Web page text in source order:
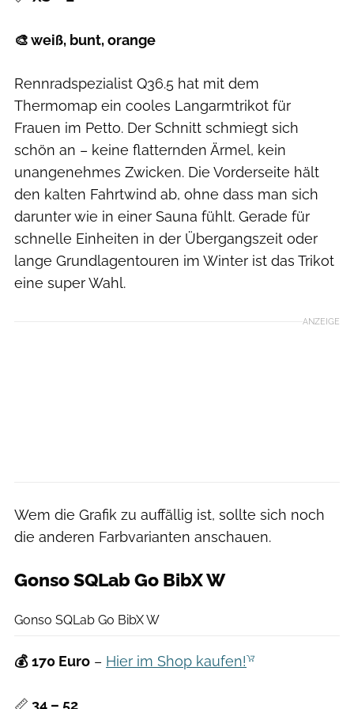
🎨 weiß, bunt, orange
Rennradspezialist Q36.5 hat mit dem
Thermomap ein cooles Langarmtrikot für
Frauen im Petto. Der Schnitt schmiegt sich
schön an – keine flatternden Ärmel, kein
unangenehmes Zwicken. Die Vorderseite hält
den kalten Fahrtwind ab, ohne dass man sich
darunter wie in einer Sauna fühlt. Gerade für
schnelle Einheiten in der Übergangszeit oder
lange Grundlagentouren im Winter ist das Trikot
eine super Wahl.
ANZEIGE
Wem die Grafik zu auffällig ist, sollte sich noch
die anderen Farbvarianten anschauen.
Gonso SQLab Go BibX W
Gonso SQLab Go BibX W
💰 170 Euro – Hier im Shop kaufen!
📏 34 – 52